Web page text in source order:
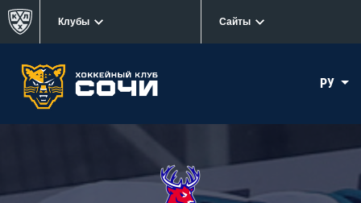
Клубы Сайты
РУ